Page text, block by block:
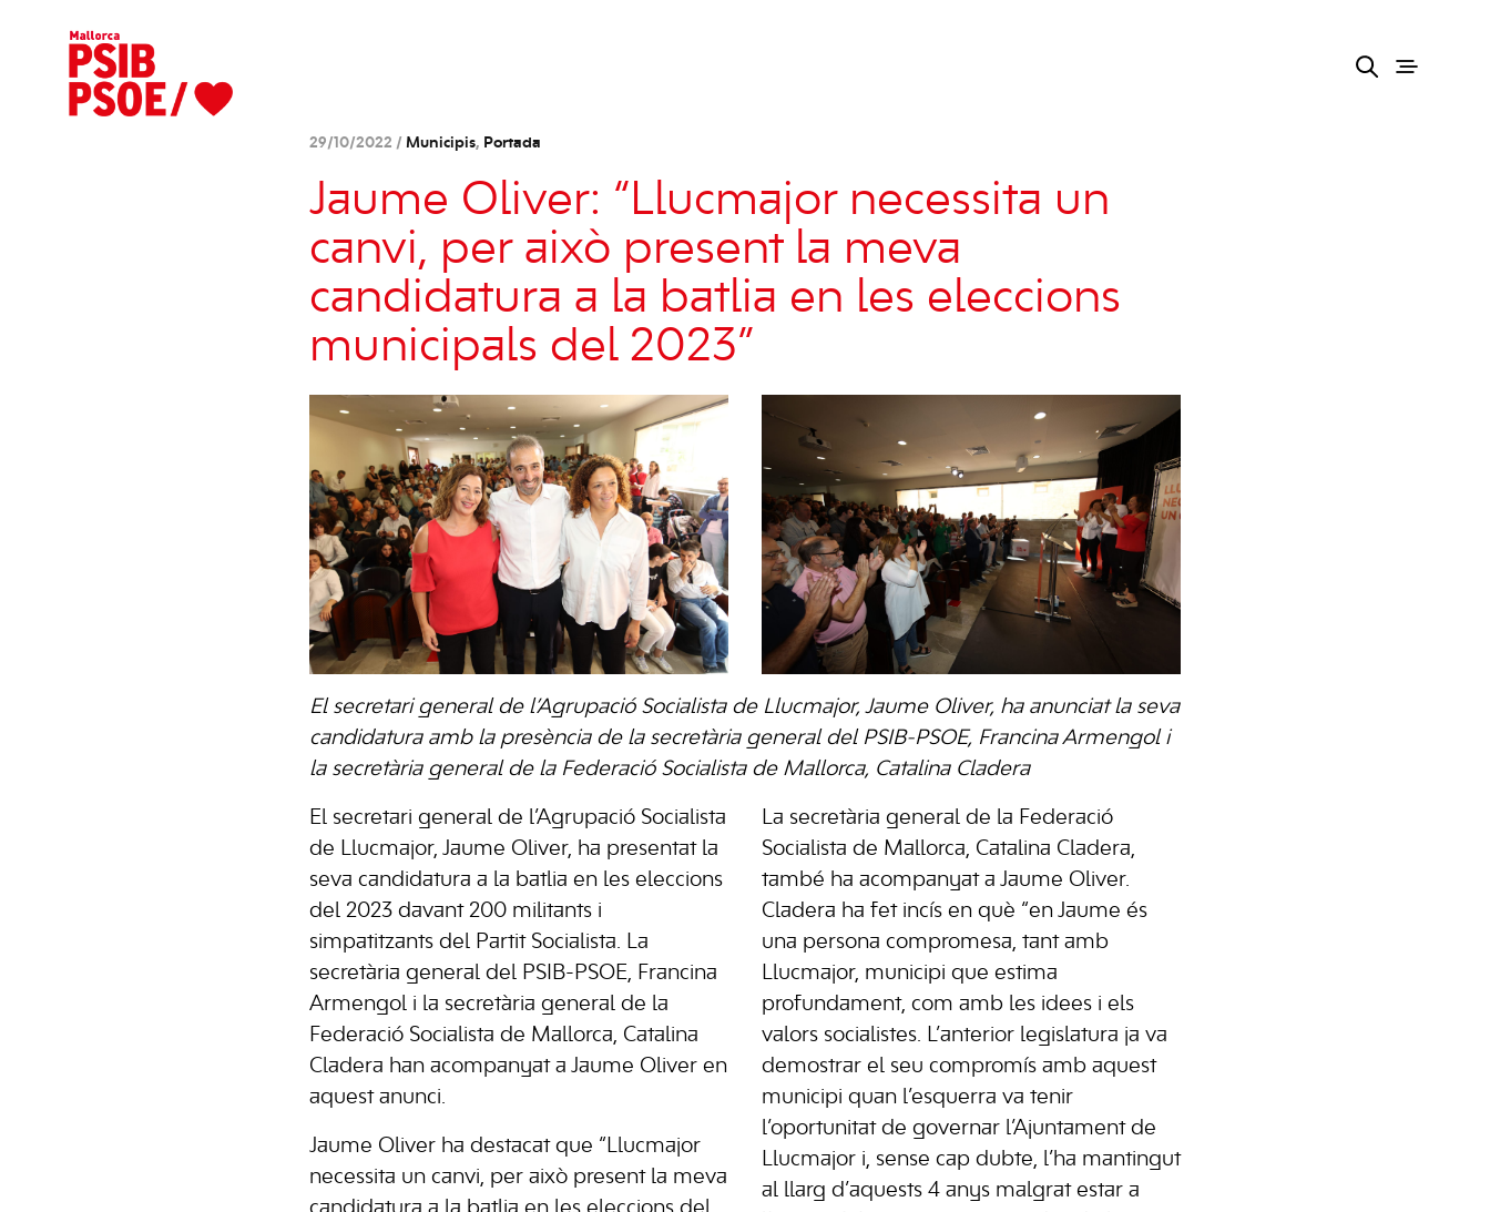
29/10/2022 / Municipis, Portada
Jaume Oliver: “Llucmajor necessita un
canvi, per això present la meva
candidatura a la batlia en les eleccions
municipals del 2023”
El secretari general de l’Agrupació Socialista de Llucmajor, Jaume Oliver, ha anunciat la seva
candidatura amb la presència de la secretària general del PSIB-PSOE, Francina Armengol i
la secretària general de la Federació Socialista de Mallorca, Catalina Cladera
El secretari general de l’Agrupació Socialista
de Llucmajor, Jaume Oliver, ha presentat la
seva candidatura a la batlia en les eleccions
del 2023 davant 200 militants i
simpatitzants del Partit Socialista. La
secretària general del PSIB-PSOE, Francina
Armengol i la secretària general de la
Federació Socialista de Mallorca, Catalina
Cladera han acompanyat a Jaume Oliver en
aquest anunci.
Jaume Oliver ha destacat que “Llucmajor
necessita un canvi, per això present la meva
La secretària general de la Federació
Socialista de Mallorca, Catalina Cladera,
també ha acompanyat a Jaume Oliver.
Cladera ha fet incís en què “en Jaume és
una persona compromesa, tant amb
Llucmajor, municipi que estima
profundament, com amb les idees i els
valors socialistes. L’anterior legislatura ja va
demostrar el seu compromís amb aquest
municipi quan l’esquerra va tenir
l’oportunitat de governar l’Ajuntament de
Llucmajor i, sense cap dubte, l’ha mantingut
al llarg d’aquests 4 anys malgrat estar a